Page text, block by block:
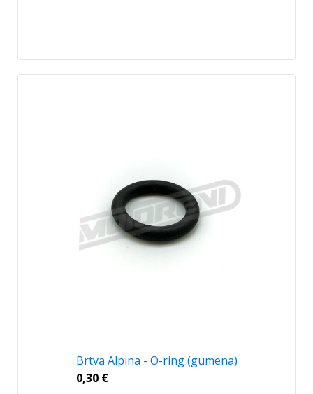
Brtva Alpina - O-ring (gumena)
0,30 €